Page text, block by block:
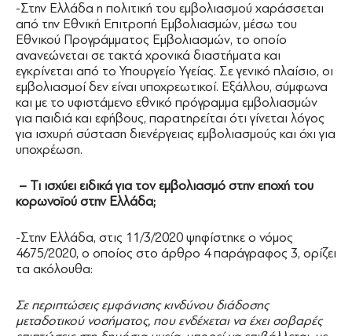
-Στην Ελλάδα η πολιτική του εμβολιασμού χαράσσεται
από την Εθνική Επιτροπή Εμβολιασμών, μέσω του
Εθνικού Προγράμματος Εμβολιασμών, το οποίο
ανανεώνεται σε τακτά χρονικά διαστήματα και
εγκρίνεται από το Υπουργείο Υγείας. Σε γενικό πλαίσιο, οι
εμβολιασμοί δεν είναι υποχρεωτικοί. Εξάλλου, σύμφωνα
και με το υφιστάμενο εθνικό πρόγραμμα εμβολιασμών
για παιδιά και εφήβους, παρατηρείται ότι γίνεται λόγος
για ισχυρή σύσταση διενέργειας εμβολιασμούς και όχι για
υποχρέωση.
– Τι ισχύει ειδικά για τον εμβολιασμό στην εποχή του
κορωνοϊού στην Ελλάδα;
-Στην Ελλάδα, στις 11/3/2020 ψηφίστηκε ο νόμος
4675/2020, ο οποίος στο άρθρο 4 παράγραφος 3, ορίζει
τα ακόλουθα:
Σε περιπτώσεις εμφάνισης κινδύνου διάδοσης
μεταδοτικού νοσήματος, που ενδέχεται να έχει σοβαρές